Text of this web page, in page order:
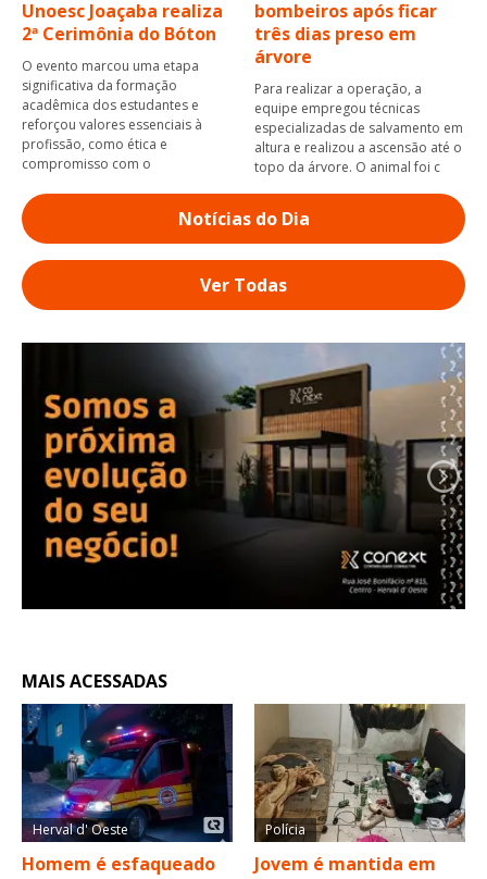
Unoesc Joaçaba realiza
2ª Cerimônia do Bóton
O evento marcou uma etapa
significativa da formação
acadêmica dos estudantes e
reforçou valores essenciais à
profissão, como ética e
compromisso com o
bombeiros após ficar
três dias preso em
árvore
Para realizar a operação, a
equipe empregou técnicas
especializadas de salvamento em
altura e realizou a ascensão até o
topo da árvore. O animal foi c
Notícias do Dia
Ver Todas
MAIS ACESSADAS
Herval d' Oeste
Homem é esfaqueado
Polícia
Jovem é mantida em